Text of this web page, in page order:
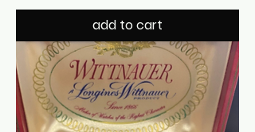
add to cart